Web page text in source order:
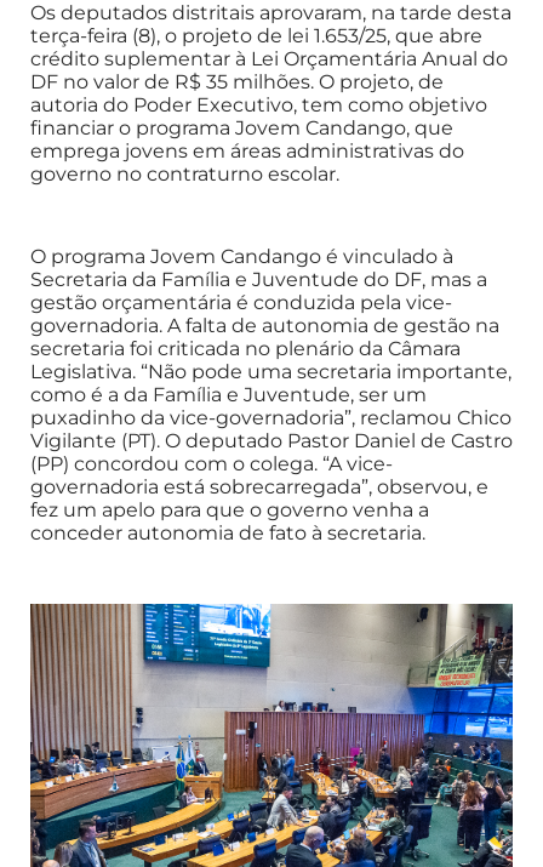
Os deputados distritais aprovaram, na tarde desta
terça-feira (8), o projeto de lei 1.653/25, que abre
crédito suplementar à Lei Orçamentária Anual do
DF no valor de R$ 35 milhões. O projeto, de
autoria do Poder Executivo, tem como objetivo
financiar o programa Jovem Candango, que
emprega jovens em áreas administrativas do
governo no contraturno escolar.
O programa Jovem Candango é vinculado à
Secretaria da Família e Juventude do DF, mas a
gestão orçamentária é conduzida pela vice-
governadoria. A falta de autonomia de gestão na
secretaria foi criticada no plenário da Câmara
Legislativa. “Não pode uma secretaria importante,
como é a da Família e Juventude, ser um
puxadinho da vice-governadoria”, reclamou Chico
Vigilante (PT). O deputado Pastor Daniel de Castro
(PP) concordou com o colega. “A vice-
governadoria está sobrecarregada”, observou, e
fez um apelo para que o governo venha a
conceder autonomia de fato à secretaria.